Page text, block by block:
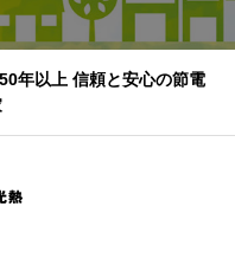
年以上 信頼と安心の節電